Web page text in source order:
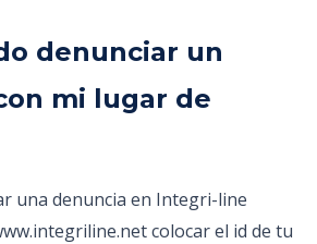
denunciar un
mi lugar de
una denuncia en Integri-line
colocar el id de tu